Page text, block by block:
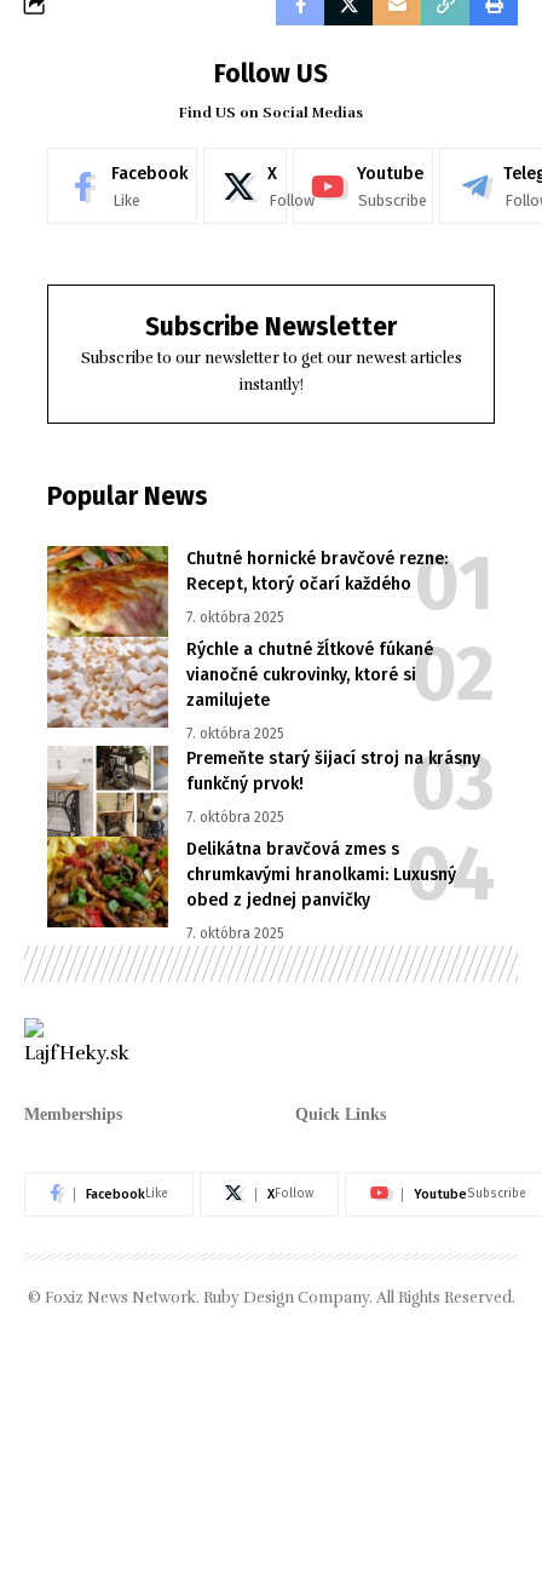
Follow US
Find US on Social Medias
Facebook
Like
X
Follow
Youtube
Subscribe
Subscribe Newsletter
Subscribe to our newsletter to get our newest articles
instantly!
Popular News
Chutné hornické bravčové rezne:
Recept, ktorý očarí každého
7. októbra 2025
Rýchle a chutné žĺtkové fúkané
vianočné cukrovinky, ktoré si
zamilujete
7. októbra 2025
Premeňte starý šijací stroj na krásny
funkčný prvok!
7. októbra 2025
Delikátna bravčová zmes s
chrumkavými hranolkami: Luxusný
obed z jednej panvičky
7. októbra 2025
Memberships Quick Links
FacebookLike XFollow YoutubeSubscribe
© Foxiz News Network. Ruby Design Company. All Rights Reserved.